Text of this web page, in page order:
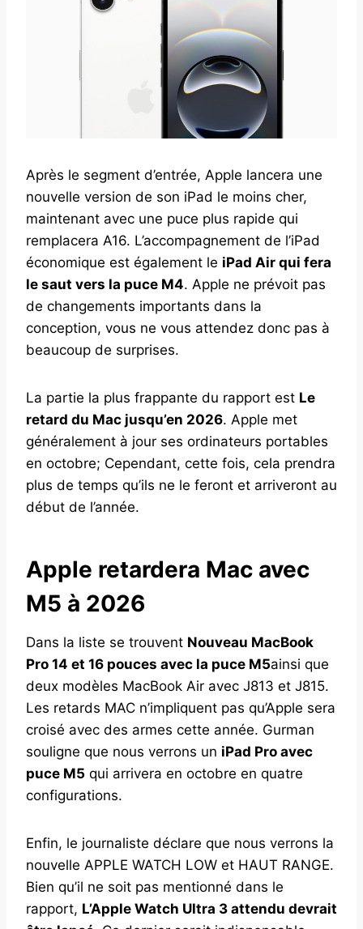
Après le segment d’entrée, Apple lancera une
nouvelle version de son iPad le moins cher,
maintenant avec une puce plus rapide qui
remplacera A16. L’accompagnement de l’iPad
économique est également le iPad Air qui fera
le saut vers la puce M4. Apple ne prévoit pas
de changements importants dans la
conception, vous ne vous attendez donc pas à
beaucoup de surprises.
La partie la plus frappante du rapport est Le
retard du Mac jusqu’en 2026. Apple met
généralement à jour ses ordinateurs portables
en octobre; Cependant, cette fois, cela prendra
plus de temps qu’ils ne le feront et arriveront au
début de l’année.
Apple retardera Mac avec
M5 à 2026
Dans la liste se trouvent Nouveau MacBook
Pro 14 et 16 pouces avec la puce M5ainsi que
deux modèles MacBook Air avec J813 et J815.
Les retards MAC n’impliquent pas qu’Apple sera
croisé avec des armes cette année. Gurman
souligne que nous verrons un iPad Pro avec
puce M5 qui arrivera en octobre en quatre
configurations.
Enfin, le journaliste déclare que nous verrons la
nouvelle APPLE WATCH LOW et HAUT RANGE.
Bien qu’il ne soit pas mentionné dans le
rapport, L’Apple Watch Ultra 3 attendu devrait